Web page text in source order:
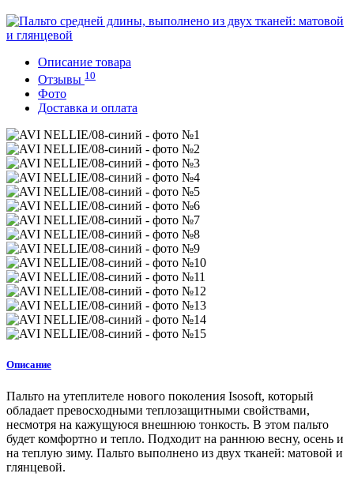
Описание товара
Отзывы 10
Фото
Доставка и оплата
Описание
Пальто на утеплителе нового поколения Isosoft, который
обладает превосходными теплозащитными свойствами,
несмотря на кажущуюся внешнюю тонкость. В этом пальто
будет комфортно и тепло. Подходит на раннюю весну, осень и
на теплую зиму. Пальто выполнено из двух тканей: матовой и
глянцевой.